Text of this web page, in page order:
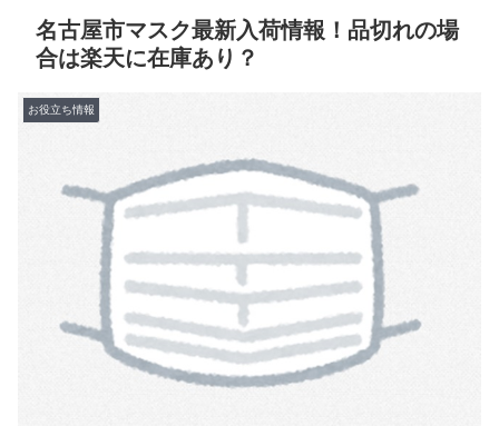
名古屋市マスク最新入荷情報！品切れの場
合は楽天に在庫あり？
お役立ち情報